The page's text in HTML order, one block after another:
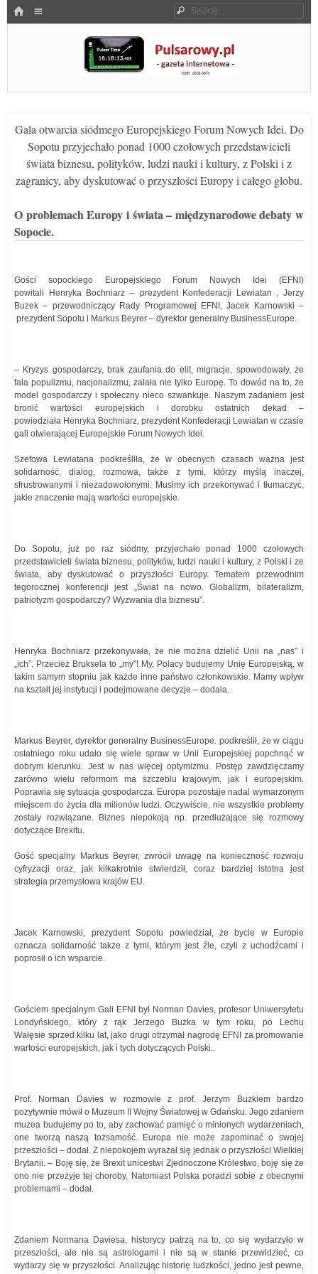
HOME Szukaj
Pulsarowy.pl
Gala otwarcia siódmego Europejskiego Forum Nowych Idei. Do
Sopotu przyjechało ponad 1000 czołowych przedstawicieli
świata biznesu, polityków, ludzi nauki i kultury, z Polski i z
zagranicy, aby dyskutować o przyszłości Europy i całego globu.
O problemach Europy i świata – międzynarodowe debaty w
Sopocie.
Gości sopockiego Europejskiego Forum Nowych Idei (EFNI)
powitali Henryka Bochniarz – prezydent Konfederacji Lewiatan , Jerzy
Buzek – przewodniczący Rady Programowej EFNI, Jacek Karnowski –
prezydent Sopotu i Markus Beyrer – dyrektor generalny BusinessEurope.
– Kryzys gospodarczy, brak zaufania do elit, migracje, spowodowały, że
fala populizmu, nacjonalizmu, zalała nie tylko Europę. To dowód na to, że
model gospodarczy i społeczny nieco szwankuje. Naszym zadaniem jest
bronić wartości europejskich i dorobku ostatnich dekad –
powiedziała Henryka Bochniarz, prezydent Konfederacji Lewiatan w czasie
gali otwierającej Europejskie Forum Nowych Idei.
Szefowa Lewiatana podkreśliła, że w obecnych czasach ważna jest
solidarność, dialog, rozmowa, także z tymi, którzy myślą inaczej,
sfrustrowanymi i niezadowolonymi. Musimy ich przekonywać i tłumaczyć,
jakie znaczenie mają wartości europejskie.
Do Sopotu, już po raz siódmy, przyjechało ponad 1000 czołowych
przedstawicieli świata biznesu, polityków, ludzi nauki i kultury, z Polski i ze
świata, aby dyskutować o przyszłości Europy. Tematem przewodnim
tegorocznej konferencji jest „Świat na nowo. Globalizm, bilateralizm,
patriotyzm gospodarczy? Wyzwania dla biznesu”.
Henryka Bochniarz przekonywała, że nie można dzielić Unii na „nas” i
„ich”. Przecież Bruksela to „my”! My, Polacy budujemy Unię Europejską, w
takim samym stopniu jak każde inne państwo członkowskie. Mamy wpływ
na kształt jej instytucji i podejmowane decyzje – dodała.
Markus Beyrer, dyrektor generalny BusinessEurope. podkreślił, że w ciągu
ostatniego roku udało się wiele spraw w Unii Europejskiej popchnąć w
dobrym kierunku. Jest w nas więcej optymizmu. Postęp zawdzięczamy
zarówno wielu reformom ma szczeblu krajowym, jak i europejskim.
Poprawia się sytuacja gospodarcza. Europa pozostaje nadal wymarzonym
miejscem do życia dla milionów ludzi. Oczywiście, nie wszystkie problemy
zostały rozwiązane. Biznes niepokoją np. przedłużające się rozmowy
dotyczące Brexitu.
Gość specjalny Markus Beyrer, zwrócił uwagę na konieczność rozwoju
cyfryzacji oraz, jak kilkakrotnie stwierdził, coraz bardziej istotna jest
strategia przemysłowa krajów EU.
Jacek Karnowski, prezydent Sopotu powiedział, że bycie w Europie
oznacza solidarność także z tymi, którym jest źle, czyli z uchodźcami i
poprosił o ich wsparcie.
Gościem specjalnym Gali EFNI był Norman Davies, profesor Uniwersytetu
Londyńskiego, który z rąk Jerzego Buzka w tym roku, po Lechu
Wałęsie sprzed kilku lat, jako drugi otrzymał nagrodę EFNI za promowanie
wartości europejskich, jak i tych dotyczących Polski..
Prof. Norman Davies w rozmowie z prof. Jerzym Buzkiem bardzo
pozytywnie mówił o Muzeum II Wojny Światowej w Gdańsku. Jego zdaniem
muzea budujemy po to, aby zachować pamięć o minionych wydarzeniach,
one tworzą naszą tożsamość. Europa nie może zapominać o swojej
przeszłości – dodał. Z niepokojem wyrażał się jednak o przyszłości Wielkiej
Brytanii. – Boję się, że Brexit unicestwi Zjednoczone Królestwo, boję się że
ono nie przeżyje tej choroby. Natomiast Polska poradzi sobie z obecnymi
problemami – dodał.
Zdaniem Normana Daviesa, historycy patrzą na to, co się wydarzyło w
przeszłości, ale nie są astrologami i nie są w stanie przewidzieć, co
wydarzy się w przyszłości. Analizując historię ludzkości, jedno jest pewne,